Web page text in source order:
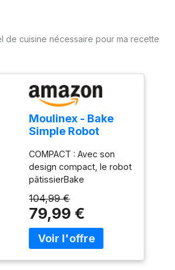
de cuisine nécessaire pour ma recette
Moulinex - Bake
Simple Robot
fouet, batteur et
crochet
COMPACT : Avec son
design compact, le robot
pâtissierBake
parfaitement à toutes les
cuisines - sataillen'est
pas plus grande qu'une
feuille de papier A4.
104,99 €
79,99 €